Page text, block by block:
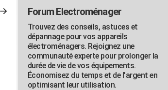
Forum Electroménager
Trouvez des conseils, astuces et
dépannage pour vos appareils
électroménagers. Rejoignez une
communauté experte pour prolonger la
durée de vie de vos équipements.
Économisez du temps et de l'argent en
optimisant leur utilisation.